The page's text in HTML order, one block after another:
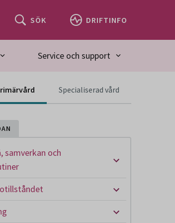
SÖK DRIFTINFO
Service och support
Specialiserad vård
samverkan och